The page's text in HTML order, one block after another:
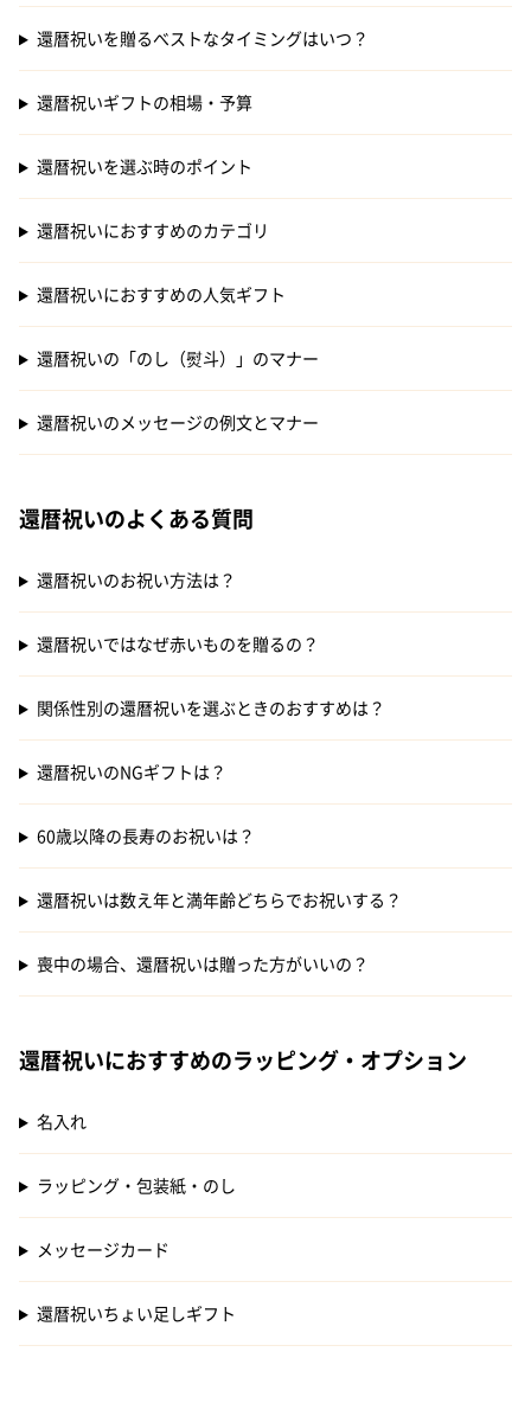
還暦祝いを贈るべストなタイミングはいつ？
還暦祝いギフトの相場・予算
還暦祝いを選ぶ時のポイント
還暦祝いにおすすめのカテゴリ
還暦祝いにおすすめの人気ギフト
還暦祝いの「のし（熨斗）」のマナー
還暦祝いのメッセージの例文とマナー
還暦祝いのよくある質問
還暦祝いのお祝い方法は？
還暦祝いではなぜ赤いものを贈るの？
関係性別の還暦祝いを選ぶときのおすすめは？
還暦祝いのNGギフトは？
60歳以降の長寿のお祝いは？
還暦祝いは数え年と満年齢どちらでお祝いする？
喪中の場合、還暦祝いは贈った方がいいの？
還暦祝いにおすすめのラッピング・オプション
名入れ
ラッピング・包装紙・のし
メッセージカード
還暦祝いちょい足しギフト